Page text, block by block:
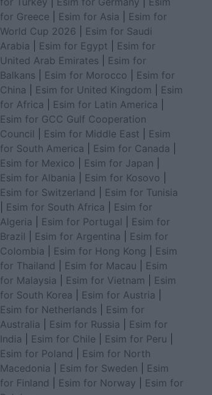
for Greece
Esim for Asia
Esim for
World Cup 2026
Esim for Saudi
Arabia
Esim for Egypt
Esim for
United Arab Emirates
Esim for
Balkans
Esim for Morocco
Esim for
China
Esim for United Kingdom
Esim
for Africa
Esim for Latin America
Esim for GCC Gulf Cooperation
Council
Esim for Middle East
Esim
for South America
Esim for Canada
Esim for Mexico
Esim for Japan
Esim for Albania
Esim for Kosovo
Esim for Switzerland
Esim for Tunisia
Esim for South Africa
Esim for
Algeria
Esim for Portugal
Esim for
Brazil
Esim for Argentina
Esim for
Colombia
Esim for Hong Kong
Esim
for Thailand
Esim for Macau
Esim
for Malaysia
Esim for Vietnam
Esim
for South Korea
Esim for Austria
Esim for Netherlands
Esim for
Australia
Esim for Russia
Esim for
India
Esim for Chile Esim for Peru
Esim for Poland
Esim for North
Macedonia
Esim for Sweden
Esim
for Finland
Esim for Norway
Esim for